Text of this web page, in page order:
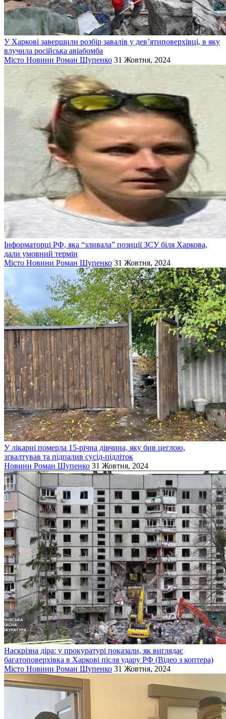
У Харкові завершили розбір завалів у дев’ятиповерхівці, в яку
влучила російська авіабомба
Місто Новини Роман Шупенко 31 Жовтня, 2024
Інформаторці РФ, яка “зливала” позиції ЗСУ біля Харкова,
дали умовний термін
Місто Новини Роман Шупенко 31 Жовтня, 2024
У лікарні померла 15-річна дівчина, яку бив цеглою,
зґвалтував та підпалив сусід-підліток
Новини Роман Шупенко 31 Жовтня, 2024
Наскрізна діра: у прокуратурі показали, як виглядає
багатоповерхівка в Харкові після удару РФ (Відео з коптера)
Місто Новини Роман Шупенко 31 Жовтня, 2024